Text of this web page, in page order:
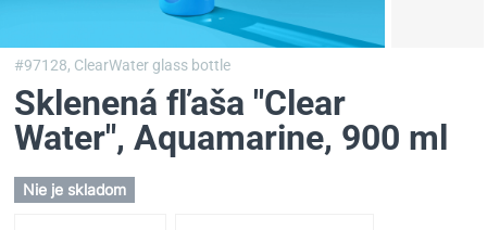
#97128, ClearWater glass bottle
Sklenená fľaša "Clear
Water", Aquamarine, 900 ml
Nie je skladom